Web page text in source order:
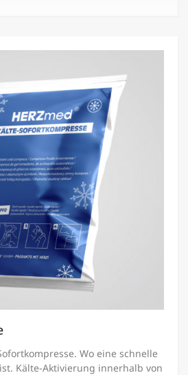
Wo eine schnelle
Kälte-Aktivierung innerhalb von